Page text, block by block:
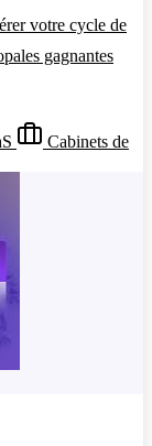
votre cycle de
gagnantes
Cabinets de